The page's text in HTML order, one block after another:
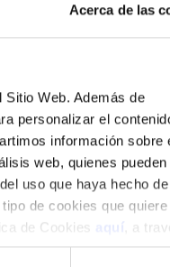
Acerca de las
Web. Además de
personalizar el
información sobre
web, quienes
uso que haya hecho
de cookies que
de Cookies
aquí
, a